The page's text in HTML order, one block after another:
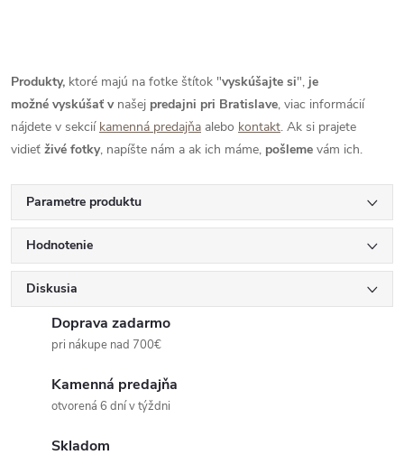
Produkty, ktoré majú na fotke štítok "vyskúšajte si", je
možné vyskúšať v našej predajni pri Bratislave, viac informácií
nájdete v sekcií kamenná predajňa alebo kontakt. Ak si prajete
vidieť živé fotky, napíšte nám a ak ich máme, pošleme vám ich.
Parametre produktu
Hodnotenie
Diskusia
Doprava zadarmo
pri nákupe nad 700€
Kamenná predajňa
otvorená 6 dní v týždni
Skladom